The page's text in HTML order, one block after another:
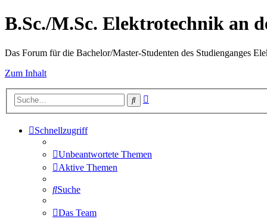
B.Sc./M.Sc. Elektrotechnik an
Das Forum für die Bachelor/Master-Studenten des Studienganges
Zum Inhalt
Suche
Schnellzugriff
Unbeantwortete Themen
Aktive Themen
Suche
Das Team